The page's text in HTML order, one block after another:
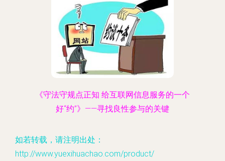
《守法守规点正知 给互联网信息服务的一个
好“约”》——寻找良性参与的关键
如若转载，请注明出处：
http://www.yuexihuachao.com/product/